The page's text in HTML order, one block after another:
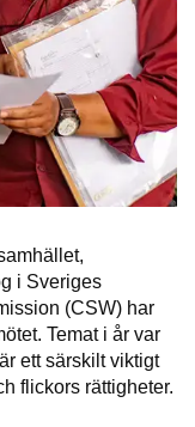
i Sveriges
(CSW) har
Temat i år var
ett särskilt viktigt
flickors rättigheter.